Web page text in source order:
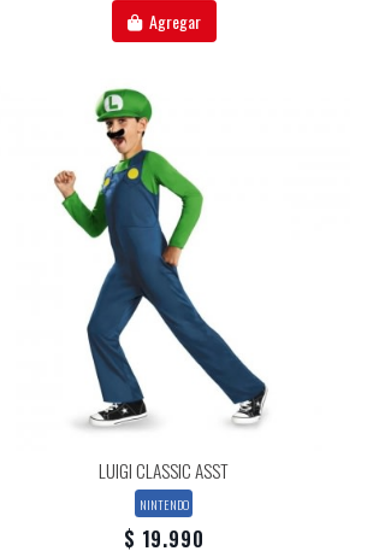
Agregar
LUIGI CLASSIC ASST
NINTENDO
$ 19.990